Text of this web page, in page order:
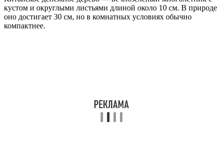
кустом и округлыми листьями длиной около 10 см. В природе
оно достигает 30 см, но в комнатных условиях обычно
компактнее.